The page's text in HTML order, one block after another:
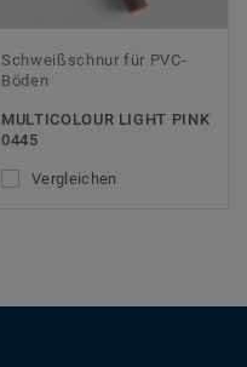
Schweißschnur für PVC-
Böden
MULTICOLOUR LIGHT PINK
0445
Vergleichen